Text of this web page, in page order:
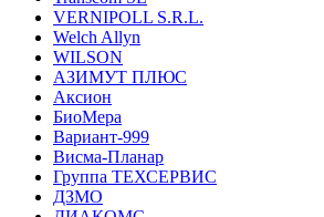
VERNIPOLL S.R.L.
Welch Allyn
WILSON
АЗИМУТ ПЛЮС
Аксион
БиоМера
Вариант-999
Висма-Планар
Группа ТЕХСЕРВИС
ДЗМО